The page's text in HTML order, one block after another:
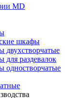
MD
шкафы
раздевалок